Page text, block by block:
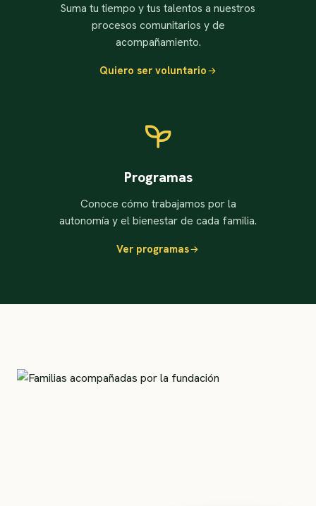
Suma tu tiempo y tus talentos a nuestros
procesos comunitarios y de
acompañamiento.
Quiero ser voluntario
Programas
Conoce cómo trabajamos por la
autonomía y el bienestar de cada familia.
Ver programas